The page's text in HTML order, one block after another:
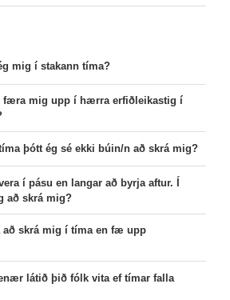
mig í stakann tíma?
færa mig upp í hærra erfiðleikastig í
þótt ég sé ekki búin/n að skrá mig?
í pásu en langar að byrja aftur. Í
að skrá mig?
að skrá mig í tíma en fæ upp
látið þið fólk vita ef tímar falla